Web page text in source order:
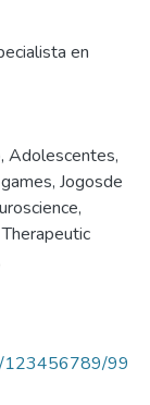
en
, Adolescentes,
, Jogosde
,
Therapeutic
123456789/99